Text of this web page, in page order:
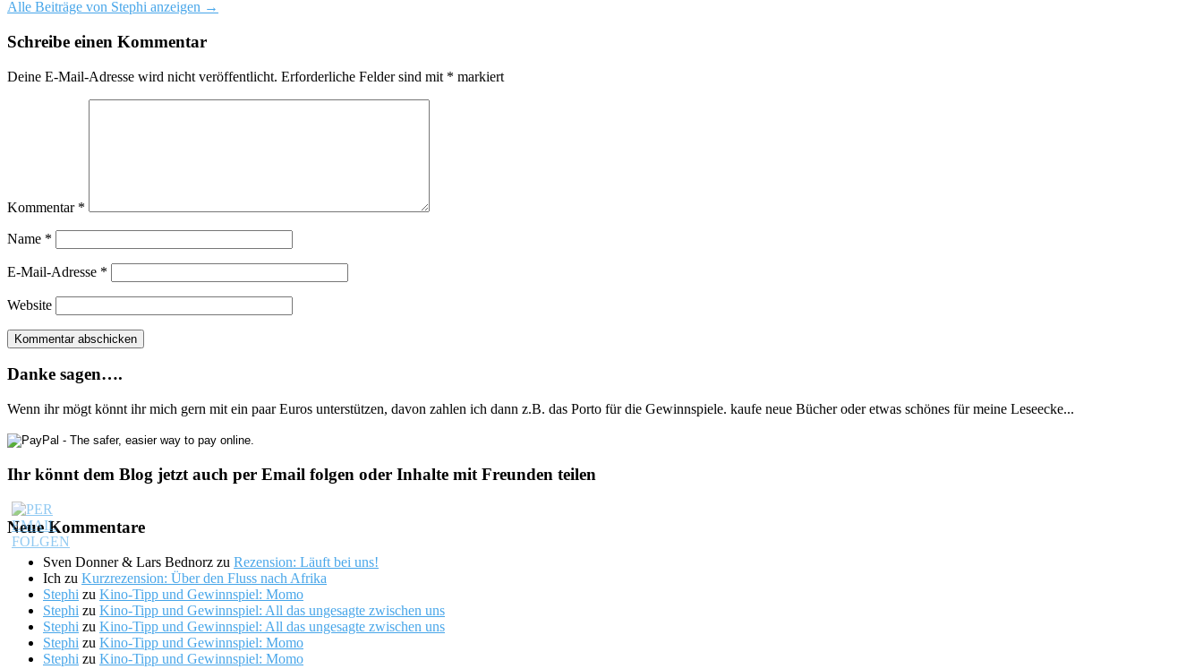
Alle Beiträge von Stephi anzeigen →
Schreibe einen Kommentar
Deine E-Mail-Adresse wird nicht veröffentlicht. Erforderliche Felder sind mit * markiert
Kommentar *
Name *
E-Mail-Adresse *
Website
Danke sagen….
Wenn ihr mögt könnt ihr mich gern mit ein paar Euros unterstützen, davon zahlen ich dann z.B. das Porto für die Gewinnspiele. kaufe neue Bücher oder etwas schönes für meine Leseecke...
Ihr könnt dem Blog jetzt auch per Email folgen oder Inhalte mit Freunden teilen
Neue Kommentare
Sven Donner & Lars Bednorz zu Rezension: Läuft bei uns!
Ich zu Kurzrezension: Über den Fluss nach Afrika
Stephi zu Kino-Tipp und Gewinnspiel: Momo
Stephi zu Kino-Tipp und Gewinnspiel: All das ungesagte zwischen uns
Stephi zu Kino-Tipp und Gewinnspiel: All das ungesagte zwischen uns
Stephi zu Kino-Tipp und Gewinnspiel: Momo
Stephi zu Kino-Tipp und Gewinnspiel: Momo